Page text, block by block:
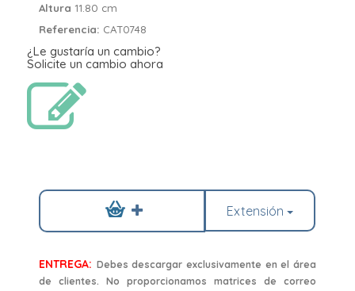
Altura 11.80 cm
Referencia: CAT0748
¿Le gustaría un cambio?
Solicite un cambio ahora
Extensión
ENTREGA: Debes descargar exclusivamente en el área
de clientes. No proporcionamos matrices de correo